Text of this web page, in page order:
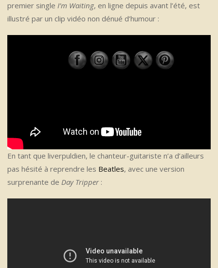
premier single I’m Waiting, en ligne depuis avant l’été, est
illustré par un clip vidéo non dénué d’humour :
En tant que liverpuldien, le chanteur-guitariste n’a d’ailleurs
pas hésité à reprendre les Beatles, avec une version
surprenante de Day Tripper: